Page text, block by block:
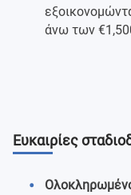
άνω των
Ευκαιρίες